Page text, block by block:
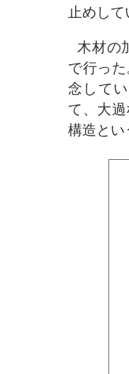
止めし
木材の
で行っ
念して
て、大
構造とい